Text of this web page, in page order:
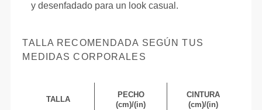
y desenfadado para un look casual.
TALLA RECOMENDADA SEGÚN TUS
MEDIDAS CORPORALES
TALLA
PECHO
(cm)/(in)
CINTURA
(cm)/(in)